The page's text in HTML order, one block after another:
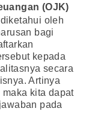
(OJK)
oleh
bagi
kepada
secara
Artinya
kita dapat
pada